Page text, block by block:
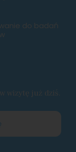
do badań
wizytę już dziś.